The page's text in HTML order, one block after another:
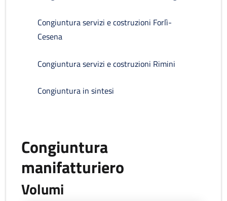
Congiuntura servizi e costruzioni Forlì-
Cesena
Congiuntura servizi e costruzioni Rimini
Congiuntura in sintesi
Congiuntura
manifatturiero
Volumi